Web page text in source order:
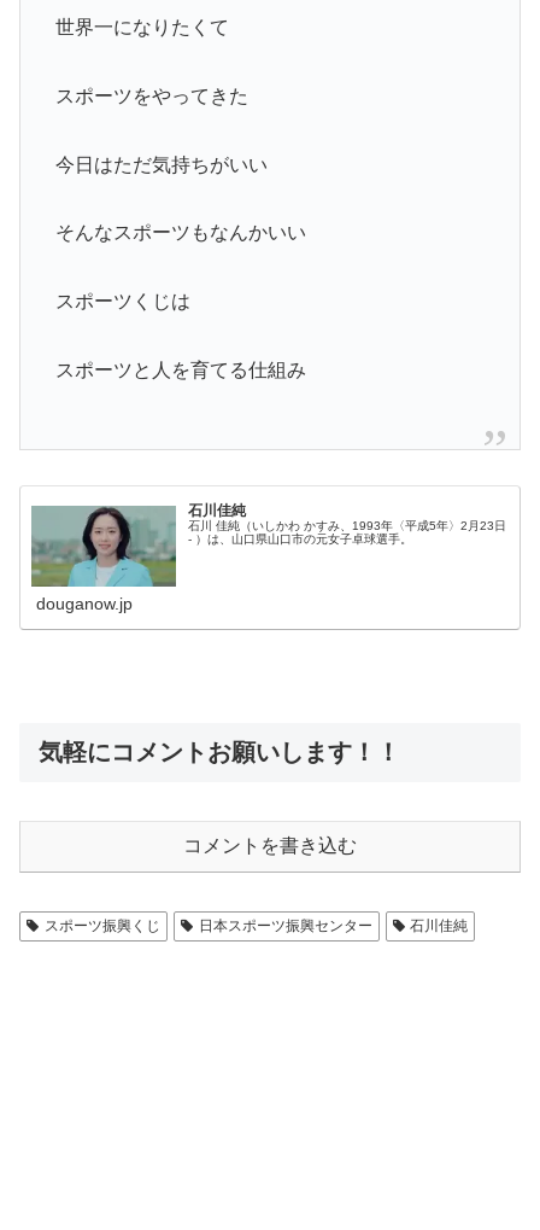
世界一になりたくて
スポーツをやってきた
今日はただ気持ちがいい
そんなスポーツもなんかいい
スポーツくじは
スポーツと人を育てる仕組み
石川佳純
石川 佳純（いしかわ かすみ、1993年〈平成5年〉2月23日
- ）は、山口県山口市の元女子卓球選手。
douganow.jp
気軽にコメントお願いします！！
コメントを書き込む
スポーツ振興くじ 日本スポーツ振興センター 石川佳純